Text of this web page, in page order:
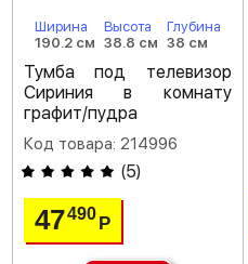
Ширина
190.2 см
Высота
38.8 см
Глубина
38 см
Тумба под телевизор
Сириния в комнату
графит/пудра
Код товара: 214996
(5)
47490Р